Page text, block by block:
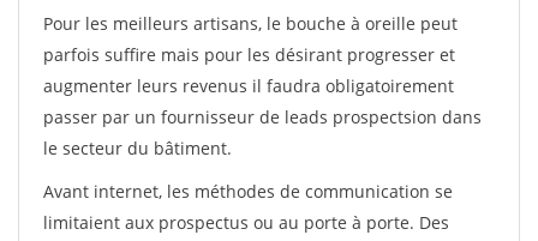
Pour les meilleurs artisans, le bouche à oreille peut
parfois suffire mais pour les désirant progresser et
augmenter leurs revenus il faudra obligatoirement
passer par un fournisseur de leads prospectsion dans
le secteur du bâtiment.
Avant internet, les méthodes de communication se
limitaient aux prospectus ou au porte à porte. Des